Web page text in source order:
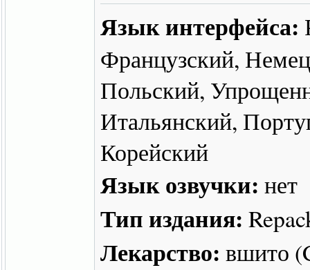
Язык интерфейса:
Французский,
Польский,
Итальянский,
Корейский
Язык озвучки: нет
Тип издания:
Лекарство: вшито